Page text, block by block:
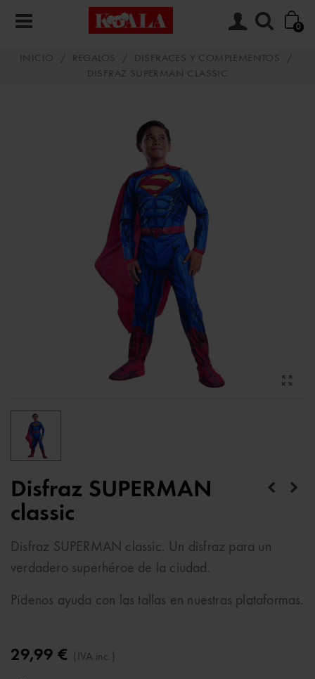
0
INICIO / REGALOS / DISFRACES Y COMPLEMENTOS
/
DISFRAZ SUPERMAN CLASSIC
Disfraz SUPERMAN
classic
Disfraz SUPERMAN classic. Un disfraz para un
verdadero superhéroe de la ciudad.
Pídenos ayuda con las tallas en nuestras plataformas.
29,99 € (IVA inc.)